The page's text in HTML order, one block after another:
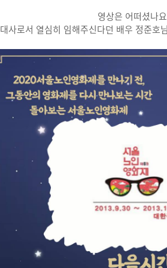
영상은 어떠셨나
사로서 열심히 임해주신다던 배우 정준호